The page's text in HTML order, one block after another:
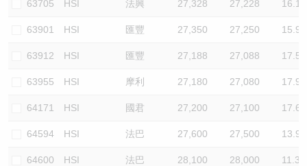
63705 HSI 法興 27,328 27,228 16.1
63901 HSI 匯豐 27,350 27,250 15.9
63912 HSI 匯豐 27,188 27,088 17.5
63955 HSI 摩利 27,180 27,080 17.9
64171 HSI 國君 27,200 27,100 17.6
64594 HSI 法巴 27,600 27,500 13.9
64600 HSI 法巴 28,100 28,000 11.3